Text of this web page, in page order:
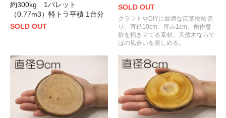
約300kg 1パレット
（0.77m3）軽トラ平積 1台分
SOLD OUT
SOLD OUT
クラフトやDIYに最適な広葉樹輪切
り。直径10cm、厚み1cm。創作意
欲を掻き立てる素材。天然木ならで
はの風合いを楽しめる。